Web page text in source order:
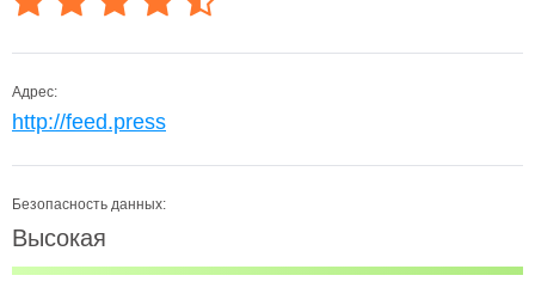
Адрес:
http://feed.press
Безопасность данных:
Высокая